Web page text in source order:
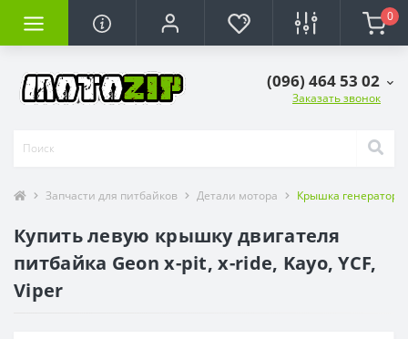
0
(096) 464 53 02
Заказать звонок
Запчасти для питбайков Детали мотора Крышка генератора
Купить левую крышку двигателя
питбайка Geon x-pit, x-ride, Kayo, YCF,
Viper